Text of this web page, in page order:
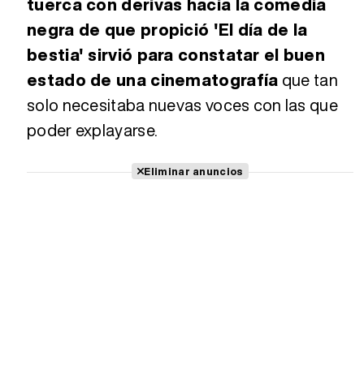
tuerca con derivas hacia la comedia
negra de que propició 'El día de la
bestia' sirvió para constatar el buen
estado de una cinematografía que tan
solo necesitaba nuevas voces con las que
poder explayarse.
Eliminar anuncios